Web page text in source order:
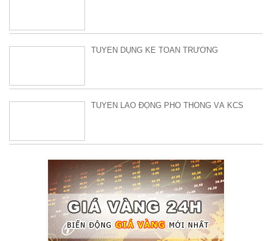
TUYỂN DỤNG KẾ TOÁN TRƯỞNG
TUYỂN LAO ĐỘNG PHỔ THÔNG VÀ KCS